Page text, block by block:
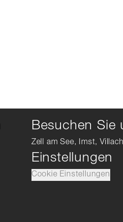
Besuchen Sie
Zell am See, Imst,
Einstellungen
Cookie Einstellungen